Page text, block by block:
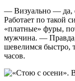
— Визуально — да,
Работает по такой
«платные» фуры,
мужчина. — Правда,
шевелимся быстро,
часов.